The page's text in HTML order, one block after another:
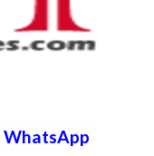
WhatsApp